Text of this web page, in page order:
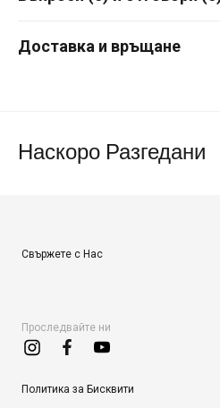
Доставка и връщане
Наскоро Разгедани
Свържете с Нас
Проследвайте ни
Политика за Бисквити